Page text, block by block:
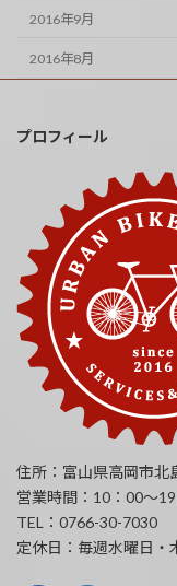
2016年9月
2016年8月
プロフィール
住所：富山県高岡市北
営業時間：10：00～
TEL：0766-30-7030
定休日：毎週水曜日・